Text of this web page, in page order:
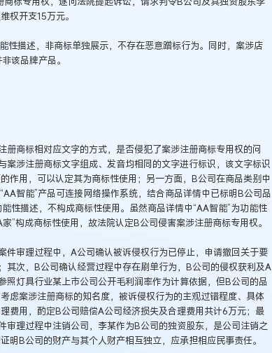
2026.02.10
徐新明律师经典案例：刘某与西安某生物科
技有限公司技术合作开发合同纠纷案
权开支15万元。
性描述，非商标单独展示，不存在恶意蹭标行为。同时，案涉店
该品牌产品。
册商标相对应文字的方式，是否侵犯了案涉注册商标专用权的问
案涉注册商标文字组成、发音均相同的文字进行标识，该文字标识
作用，可以认定其为商标性使用；另一方面，B公司在商品类别中
智能”产品可连接网络操作系统，结合商品详情中已标明B公司品
性描述，不构成商标性使用。虽然商品详情中“AA智能”为功能性
”构成商标性使用，故法院认定B公司侵害案涉注册商标专用权。
件审理过程中，A公司确认被诉侵权行为已停止，申请撤回关于要
其次，B公司确认经营过程中存在刷单行为，B公司的侵权获利及A
照灯具行业某上市公司公开毛利润率作为计算依据，但B公司的品
虑案涉注册商标的知名度，被诉侵权行为的主观过错程度、具体
费用，酌定B公司赔偿A公司经济损失及合理费用共计6万元；最
审理过程中注销公司，李某作为B公司的独资股东，是公司注销之
明B公司的财产与其个人财产相互独立，应承担相应民事责任。